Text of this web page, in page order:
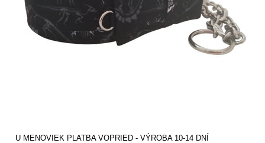
U MENOVIEK PLATBA VOPRIED - VÝROBA 10-14 DNÍ